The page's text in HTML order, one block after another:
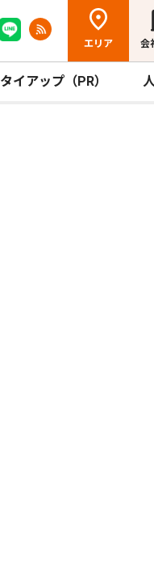
エリア 会
タイアップ（PR）